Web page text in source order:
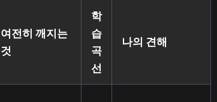
여전히 깨지는
것
학
습
곡
선
나의 견해